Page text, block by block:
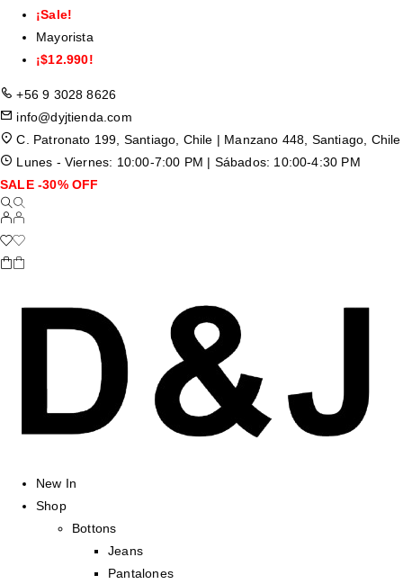
¡Sale!
Mayorista
¡$12.990!
+56 9 3028 8626
info@dyjtienda.com
C. Patronato 199, Santiago, Chile | Manzano 448, Santiago, Chile
Lunes - Viernes: 10:00-7:00 PM | Sábados: 10:00-4:30 PM
SALE -30% OFF
New In
Shop
Bottons
Jeans
Pantalones